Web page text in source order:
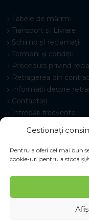
Gestionați
Pentru a oferi cel mai bun
cookie-uri pentru a stoca și/
Tabele de mărimi
Transport șI Livrare
Schimb șI reclamații
Termeni și condiții
Procedura privind
Retragerea din
Informații despre
Contactați
Întrebări frecvente
© 2026 Pracovné